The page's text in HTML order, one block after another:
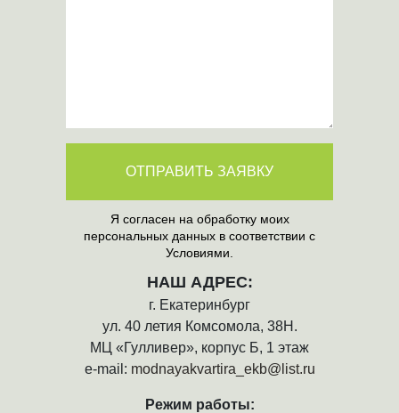
ОТПРАВИТЬ ЗАЯВКУ
Я согласен на обработку моих
персональных данных в соответствии с
Условиями.
НАШ АДРЕС:
г. Екатеринбург
ул. 40 летия Комсомола, 38Н.
МЦ «Гулливер», корпус Б, 1 этаж
e-mail: modnayakvartira_ekb@list.ru
Режим работы: